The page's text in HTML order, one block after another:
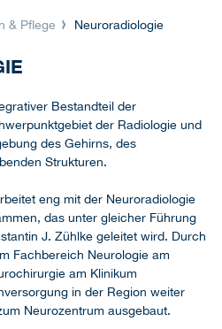
& Pflege Neuroradiologie
Bestandteil der
der Radiologie und
des Gehirns, des
Strukturen.
eng mit der Neuroradiologie
das unter gleicher Führung
J. Zühlke geleitet wird. Durch
Fachbereich Neurologie am
am Klinikum
in der Region weiter
Neurozentrum ausgebaut.